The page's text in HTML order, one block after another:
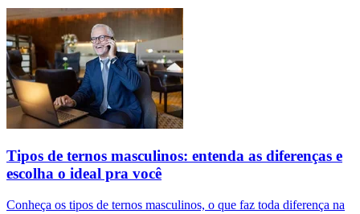
Tipos de ternos masculinos: entenda as diferenças e
escolha o ideal pra você
Conheça os tipos de ternos masculinos, o que faz toda diferença na